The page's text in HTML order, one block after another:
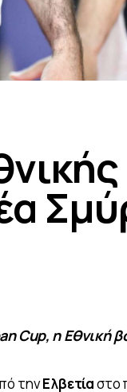
Cup, η Εθνική
την Ελβετία στο